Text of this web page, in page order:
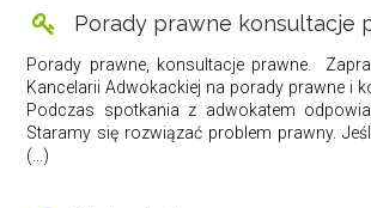
Porady prawne konsultacje
Porady prawne, konsultacje prawne.
Kancelarii Adwokackiej na porady prawne i
Podczas spotkania z adwokatem
Staramy się rozwiązać problem prawny.
(...)